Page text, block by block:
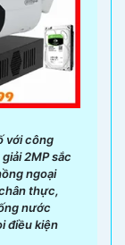
với công
2MP sắc
ngoại
thực,
nước
điều kiện